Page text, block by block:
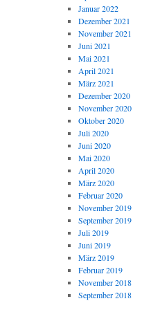
Januar 2022
Dezember 2021
November 2021
Juni 2021
Mai 2021
April 2021
März 2021
Dezember 2020
November 2020
Oktober 2020
Juli 2020
Juni 2020
Mai 2020
April 2020
März 2020
Februar 2020
November 2019
September 2019
Juli 2019
Juni 2019
März 2019
Februar 2019
November 2018
September 2018